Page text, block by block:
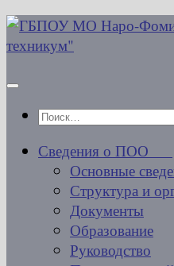
Перейти
к
Найти:
Сведения о ПОО
Основные
Структура и
Документы
Образование
Руководство